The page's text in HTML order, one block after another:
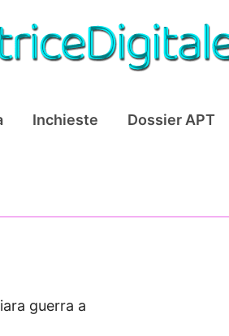
Inchieste Dossier APT
guerra a